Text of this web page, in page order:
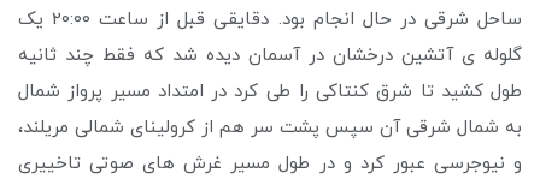
ساحل شرقی در حال انجام بود. دقایقی قبل از ساعت 20:00 یک
گلوله ی آتشین درخشان در آسمان دیده شد که فقط چند ثانیه
طول کشید تا شرق کنتاکی را طی کرد در امتداد مسیر پرواز شمال
به شمال شرقی آن سپس پشت سر هم از کرولینای شمالی مریلند،
و نیوجرسی عبور کرد و در طول مسیر غرش های صوتی تاخییری